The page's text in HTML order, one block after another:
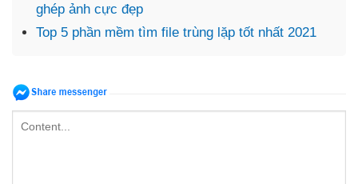
ghép ảnh cực đẹp
Top 5 phần mềm tìm file trùng lặp tốt nhất 2021